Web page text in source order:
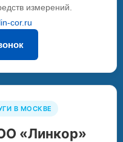
измерений.
cor.ru
В МОСКВЕ
«Линкор»